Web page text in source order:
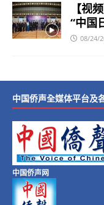
【视
“中国
08/24/
中国侨声全媒体平台及
中国侨声网